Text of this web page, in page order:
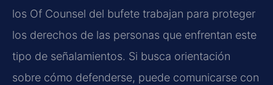
los Of Counsel del bufete trabajan para proteger
los derechos de las personas que enfrentan este
tipo de señalamientos. Si busca orientación
sobre cómo defenderse, puede comunicarse con